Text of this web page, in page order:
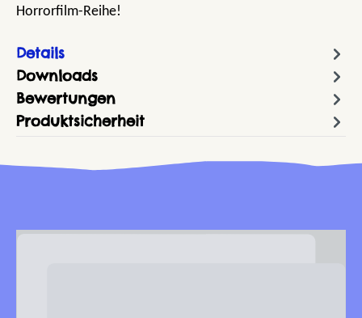
Horrorfilm-Reihe!
Details
Downloads
Bewertungen
Produktsicherheit